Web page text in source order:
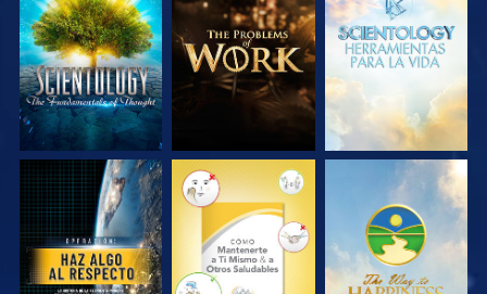
EXPLORA LAS
SERIES
EXPLORA LAS
SERIES
EXPLORA LAS
SERIES
VE VE VE